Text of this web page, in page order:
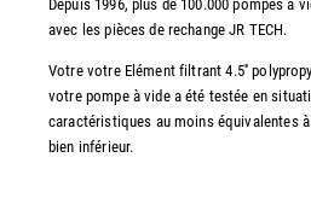
Depuis 1996, plus de 100.000 pompes à
avec les pièces de rechange JR TECH.
Votre votre Elément filtrant 4.5''
votre pompe à vide a été testée en
caractéristiques au moins équivalentes
bien inférieur.